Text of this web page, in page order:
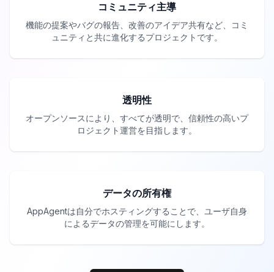
コミュニティ主導
機能の提案やバグの報告、改善のアイデア共有など、コミ
ュニティと共に進化するプロジェクトです。
透明性
オープンソースにより、すべてが透明で、信頼性の高いプ
ロジェクト運営を目指します。
データの所有権
AppAgentは自分でホスティングすることで、ユーザ自身
によるデータの管理を可能にします。